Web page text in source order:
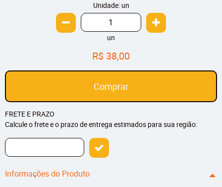
Unidade: un
un
R$ 38,00
Comprar
FRETE E PRAZO
Calcule o frete e o prazo de entrega estimados para sua região:
Informações do Produto